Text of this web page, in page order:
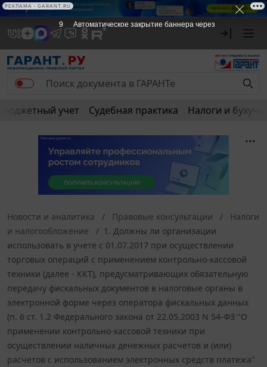
Бюджетный учет Судебная практика Налоги и
Новости и аналитика Правовые консультации
Налоги
и налогообложение
1. Должны ли организации
использовать в учете с 01.07.2017 при осуществлении
торговых операций с применением контрольно-кассовой
техники (далее - ККТ), предусматривающих обязательную
передачу фискальных документов в налоговые органы в
электронной форме через оператора фискальных данных
(п. 6 ст. 1.2 Федерального закона от 22.05.2003 N 54-ФЗ "О
применении контрольно-кассовой техники при
осуществлении наличных денежных расчетов и (или)
расчетов с использованием электронных средств платежа"
8 Автоматическое закрытие баннера через
РЕКЛАМА • GARANT.RU